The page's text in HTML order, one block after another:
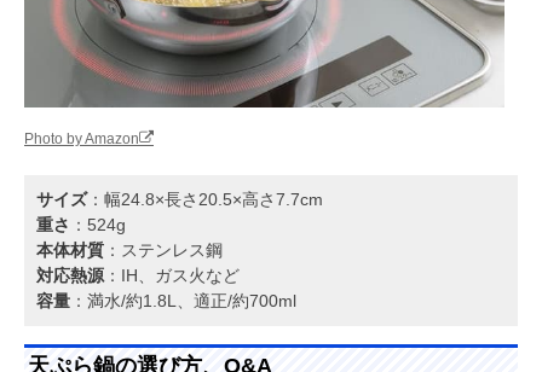
Photo by Amazon
サイズ：幅24.8×長さ20.5×高さ7.7cm
重さ ：524g
本体材質 ：ステンレス鋼
対応熱源 ：IH、ガス火など
容量 ：満水/約1.8L、適正/約700ml
天ぷら鍋の選び方、Q&A